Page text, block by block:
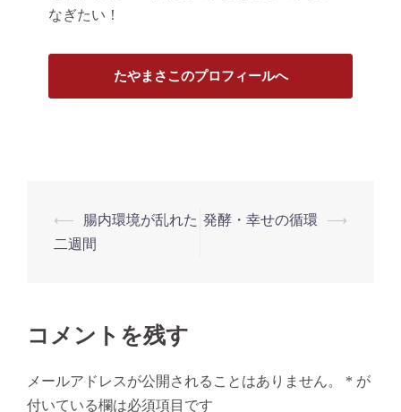
なぎたい！
たやまさこのプロフィールへ
投
稿
ゲ
ー
シ
⟵
腸内環境が乱れた
二週間
発酵・幸せの循環 ⟶
コメントを残す
メールアドレスが公開されることはありません。 * が
付いている欄は必須項目です